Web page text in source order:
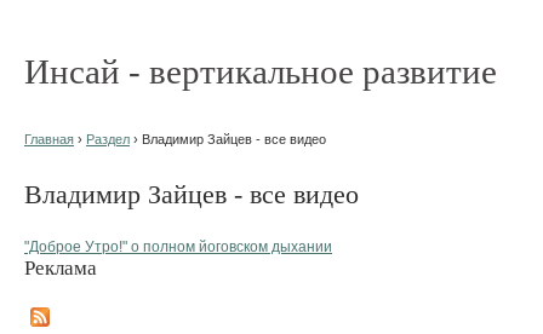
Инсай - вертикальное развитие
Главная › Раздел › Владимир Зайцев - все видео
Владимир Зайцев - все видео
"Доброе Утро!" о полном йоговском дыхании
Реклама